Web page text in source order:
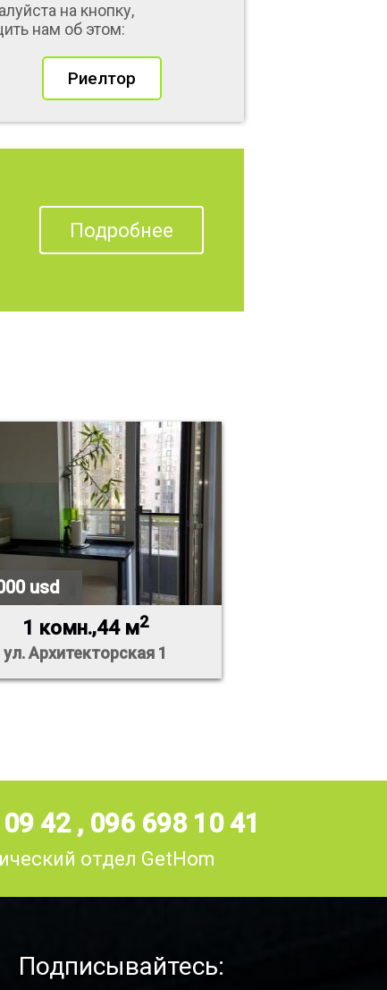
на кнопку,
нам об этом:
Риелтор
Подробнее
usd
1 комн.,44 м2
ул. Архитекторская 1
42 , 096 698 10 41
отдел GetHom
Подписывайтесь: